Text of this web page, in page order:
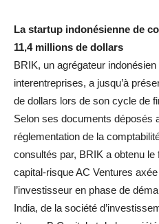
La startup indonésienne de
11,4 millions de dollars
BRIK, un agrégateur
interentreprises, a jusqu’à
de dollars lors de son cycle de
Selon ses documents déposés
réglementation de la
consultés par, BRIK a obtenu
capital-risque AC Ventures
l’investisseur en phase de
India, de la société